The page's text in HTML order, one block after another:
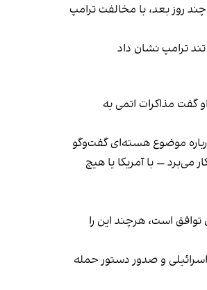
اعلام نگردید. اما تنها چند روز بعد، با مخالفت ترامپ
ترامپ نشان داد
گفت مذاکرات اتمی به
موضوع هسته‌ای گفت‌وگو
— با آمریکا یا هیچ
است، هرچند این را
و صدور دستور حمله